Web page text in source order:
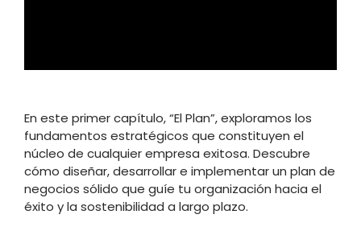
En este primer capítulo, “El Plan”, exploramos los
fundamentos estratégicos que constituyen el
núcleo de cualquier empresa exitosa. Descubre
cómo diseñar, desarrollar e implementar un plan de
negocios sólido que guíe tu organización hacia el
éxito y la sostenibilidad a largo plazo.